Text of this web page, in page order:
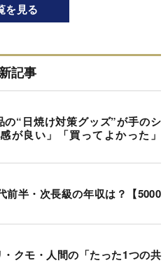
を見る
記事
の“日焼け対策グッズ”が手のシ
が良い」「買ってよかった」
前半・次長級の年収は？【5000
クモ・人間の「たった1つの共